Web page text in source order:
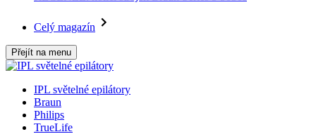
Celý magazín
Přejít na menu
IPL světelné epilátory
Braun
Philips
TrueLife